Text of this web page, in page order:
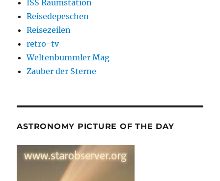
ISS Raumstation
Reisedepeschen
Reisezeilen
retro-tv
Weltenbummler Mag
Zauber der Sterne
ASTRONOMY PICTURE OF THE DAY